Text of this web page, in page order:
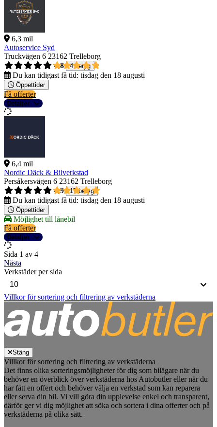
6,3 mil
Autoservice Syd
Truckvägen 6 23162 Trelleborg
4,8
4 betyg
Du kan tidigast få tid: tisdag den 18 augusti
Öppettider
Få offerter
Detaljer
6,4 mil
Nordic Däck & Bilverkstad
Persåkersvägen 6 23162 Trelleborg
4,9
17 betyg
Du kan tidigast få tid: tisdag den 18 augusti
Öppettider
Möjlighet till lånebil
Få offerter
Detaljer
Sida 1 av 4
Nästa
Verkstäder per sida
Villkor för sortering och filtrering av verkstäderna
Stäng
Villkor för sortering och filtrering av verkstäderna
Det finns olika sorteringsmöjligheter för dig som bilägare när du
behöver en överblick över verkstäderna hos Autobutler eller när du
har fått en offert och behöver välja en verkstad som kan reparera
eller serva din bil. Vi vill göra din upplevelse enkel och transparent,
därför ger vi dig möjlighet att söka och sortera i dina offerter och på
verkstäderna på olika sätt.